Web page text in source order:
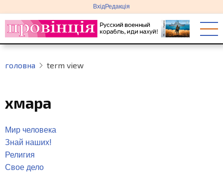
до
основного
вмісту
меню
облікового
запису
користувача
ВхідРедакція
головна term view
хмара
Мир человека
Знай наших!
Религия
Свое дело